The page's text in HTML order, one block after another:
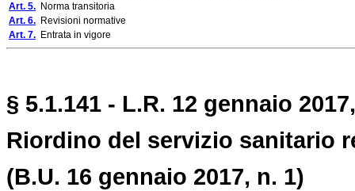
Art. 5. Norma transitoria
Art. 6. Revisioni normative
Art. 7. Entrata in vigore
§ 5.1.141 - L.R. 12 gennaio
Riordino del servizio sanitario
(B.U. 16 gennaio 2017, n. 1)